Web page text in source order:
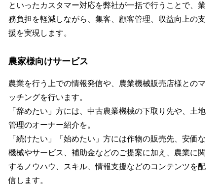
といったカスタマー対応を弊社が一括で行うことで、業
務負担を軽減しながら、集客、顧客管理、収益向上の支
援を実現します。
農家様向けサービス
農業を行う上での情報発信や、農業機械販売店様とのマ
ッチングを行います。
「辞めたい」方には、中古農業機械の下取り先や、土地
管理のオーナー紹介を。
「続けたい」「始めたい」方には作物の販売先、安価な
機械やサービス、補助金などのご提案に加え、農業に関
するノウハウ、スキル、情報支援などのコンテンツを配
信します。